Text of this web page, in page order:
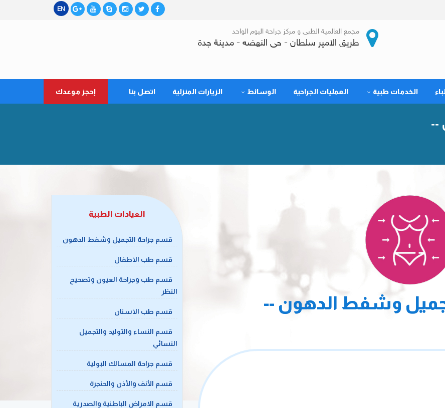
EN
مجمع العالمية الطبى و مركز جراحة اليوم الواحد
طريق الامير سلطان - حى النهضه - مدينة جدة
الخدمات طبية العمليات الجراحية الوسائط الزيارات المنزلية اتصل بنا إحجز موعدك
--
وشفط الدهون --
العيادات الطبية
قسم جراحة التجميل وشفط الدهون
قسم طب الاطفال
قسم طب وجراحة العيون وتصحيح
النظر
قسم طب الاسنان
قسم النساء والتوليد والتجميل
النسائي
قسم جراحة المسالك البولية
قسم الأنف والأذن والحنجرة
قسم الامراض الباطنية والصدرية